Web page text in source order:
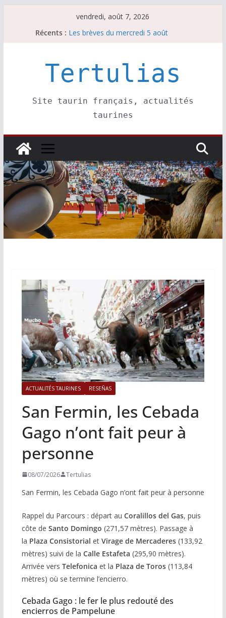
vendredi, août 7, 2026
Récents : Les brèves du mercredi 5 août
Escalafón 2026 – novilleros –
Les brèves du jeudi 6 août
Tertulias
Site taurin français, actualités
taurines
ACTUALITÉS TAURINES RESEÑAS
San Fermin, les Cebada
Gago n’ont fait peur à
personne
08/07/2026 Tertulias
San Fermin, les Cebada Gago n’ont fait peur à personne
Rappel du Parcours : départ au Coralillos del Gas, puis
côte de Santo Domingo (271,57 mètres). Passage à
la Plaza Consistorial etVirage de Mercaderes (133,92
mètres) suivi de la Calle Estafeta (295,90 mètres).
Arrivée vers Telefonica et la Plaza de Toros(113,84
mètres) où se termine l’encierro.
Cebada Gago : le fer le plus redouté des
encierros de Pampelune